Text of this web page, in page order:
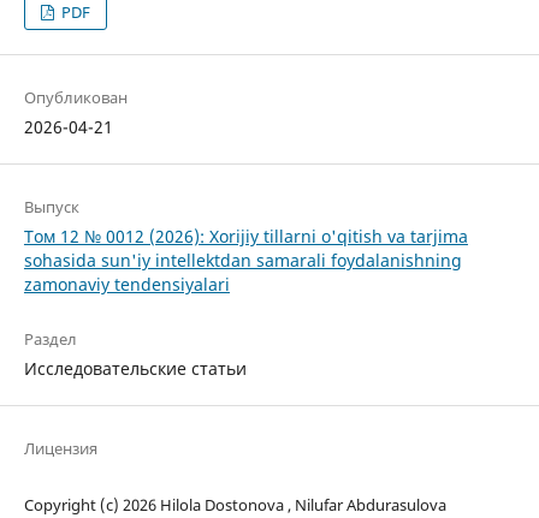
PDF
Опубликован
2026-04-21
Выпуск
Том 12 № 0012 (2026): Xorijiy tillarni o'qitish va tarjima
sohasida sun'iy intellektdan samarali foydalanishning
zamonaviy tendensiyalari
Раздел
Исследовательские статьи
Лицензия
Copyright (c) 2026 Hilola Dostonova , Nilufar Abdurasulova